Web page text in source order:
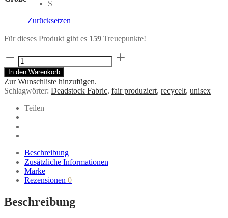
S
Zurücksetzen
Für dieses Produkt gibt es 159 Treuepunkte!
Schwarzer
Windbreaker
von
ARNIKO
2080
Unisex
Menge
In den Warenkorb
Zur Wunschliste hinzufügen.
Schlagwörter: Deadstock Fabric, fair produziert, recycelt, unisex
Teilen
Beschreibung
Zusätzliche Informationen
Marke
Rezensionen 0
Beschreibung